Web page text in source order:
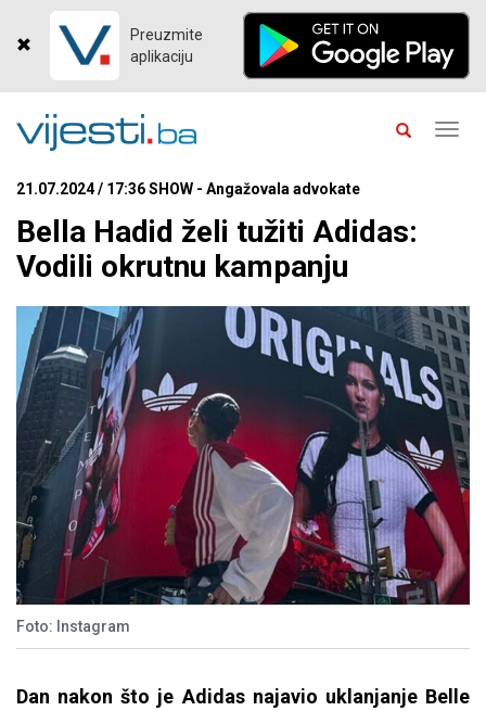
Preuzmite
aplikaciju
21.07.2024 / 17:36 SHOW - Angažovala advokate
Bella Hadid želi tužiti Adidas:
Vodili okrutnu kampanju
Foto: Instagram
Dan nakon što je Adidas najavio uklanjanje Belle